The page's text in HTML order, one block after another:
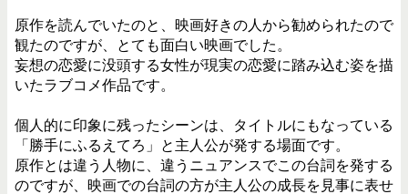
原作を読んでいたのと、映画好きの人から勧められたので
観たのですが、とても面白い映画でした。
妄想の恋愛に没頭する女性が現実の恋愛に踏み込む姿を描
いたラブコメ作品です。
個人的に印象に残ったシーンは、タイトルにもなっている
「勝手にふるえてろ」と主人公が発する場面です。
原作とは違う人物に、違うニュアンスでこの台詞を発する
のですが、映画での台詞の方が主人公の成長を見事に表せ